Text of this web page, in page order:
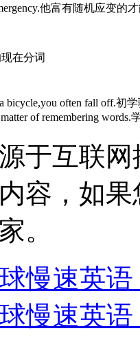
他富有随机应变的
在分词
a bicycle,you often fall off.
matter of remembering
于互联
容，如
。
慢速英
慢速英